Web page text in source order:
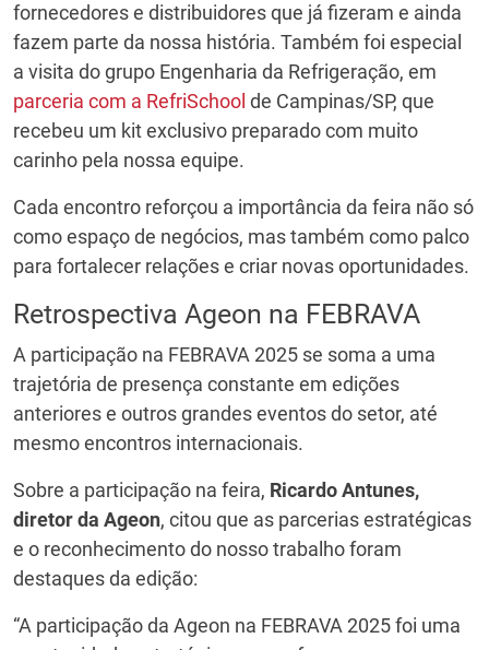
fornecedores e distribuidores que já fizeram e ainda
fazem parte da nossa história. Também foi especial
a visita do grupo Engenharia da Refrigeração, em
parceria com a RefriSchool de Campinas/SP, que
recebeu um kit exclusivo preparado com muito
carinho pela nossa equipe.
Cada encontro reforçou a importância da feira não só
como espaço de negócios, mas também como palco
para fortalecer relações e criar novas oportunidades.
Retrospectiva Ageon na FEBRAVA
A participação na FEBRAVA 2025 se soma a uma
trajetória de presença constante em edições
anteriores e outros grandes eventos do setor, até
mesmo encontros internacionais.
Sobre a participação na feira, Ricardo Antunes,
diretor da Ageon, citou que as parcerias estratégicas
e o reconhecimento do nosso trabalho foram
destaques da edição:
“A participação da Ageon na FEBRAVA 2025 foi uma